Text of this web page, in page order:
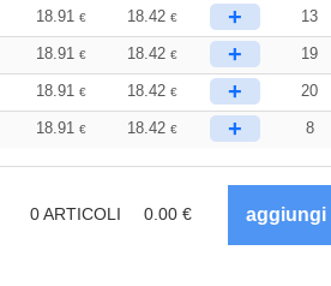
18.91€ 18.42€ + 13
18.91€ 18.42€ + 19
18.91€ 18.42€ + 20
18.91€ 18.42€ + 8
0ARTICOLI 0.00 €